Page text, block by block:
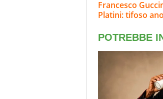
Francesco
Platini: tifoso